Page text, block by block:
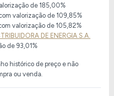
de185,00%
valorização de 109,85%
valorização de 105,82%
DE ENERGIA S.A.
de 93,01%
histórico de preço e não
ou venda.